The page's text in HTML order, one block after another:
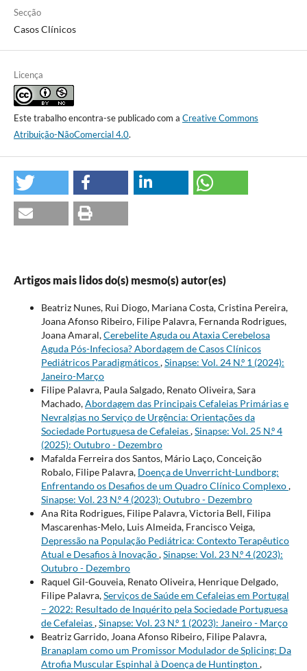
Secção
Casos Clínicos
Licença
Este trabalho encontra-se publicado com a Creative Commons
Atribuição-NãoComercial 4.0.
Artigos mais lidos do(s) mesmo(s) autor(es)
Beatriz Nunes, Rui Diogo, Mariana Costa, Cristina Pereira,
Joana Afonso Ribeiro, Filipe Palavra, Fernanda Rodrigues,
Joana Amaral,Cerebelite Aguda ou Ataxia Cerebelosa
Aguda Pós-Infeciosa? Abordagem de Casos Clínicos
Pediátricos Paradigmáticos,Sinapse: Vol. 24 N.º 1 (2024):
Janeiro-Março
Filipe Palavra, Paula Salgado, Renato Oliveira, Sara
Machado,Abordagem das Principais Cefaleias Primárias e
Nevralgias no Serviço de Urgência: Orientações da
Sociedade Portuguesa de Cefaleias,Sinapse: Vol. 25 N.º 4
(2025): Outubro - Dezembro
Mafalda Ferreira dos Santos, Mário Laço, Conceição
Robalo, Filipe Palavra, Doença de Unverricht-Lundborg:
Enfrentando os Desafios de um Quadro Clínico Complexo,
Sinapse: Vol. 23 N.º 4 (2023): Outubro - Dezembro
Ana Rita Rodrigues, Filipe Palavra, Victoria Bell, Filipa
Mascarenhas-Melo, Luis Almeida, Francisco Veiga,
Depressão na População Pediátrica: Contexto Terapêutico
Atual e Desafios à Inovação,Sinapse: Vol. 23 N.º 4 (2023):
Outubro - Dezembro
Raquel Gil-Gouveia, Renato Oliveira, Henrique Delgado,
Filipe Palavra,Serviços de Saúde em Cefaleias em Portugal
– 2022: Resultado de Inquérito pela Sociedade Portuguesa
de Cefaleias,Sinapse: Vol. 23 N.º 1 (2023): Janeiro - Março
Beatriz Garrido, Joana Afonso Ribeiro, Filipe Palavra,
Branaplam como um Promissor Modulador de Splicing: Da
Atrofia Muscular Espinhal à Doença de Huntington ,